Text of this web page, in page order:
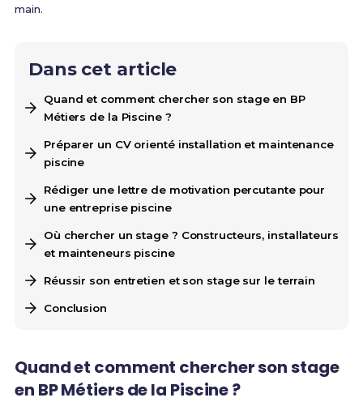
main.
Dans cet article
Quand et comment chercher son stage en BP
Métiers de la Piscine ?
Préparer un CV orienté installation et maintenance
piscine
Rédiger une lettre de motivation percutante pour
une entreprise piscine
Où chercher un stage ? Constructeurs, installateurs
et mainteneurs piscine
Réussir son entretien et son stage sur le terrain
Conclusion
Quand et comment chercher son stage
en BP Métiers de la Piscine ?